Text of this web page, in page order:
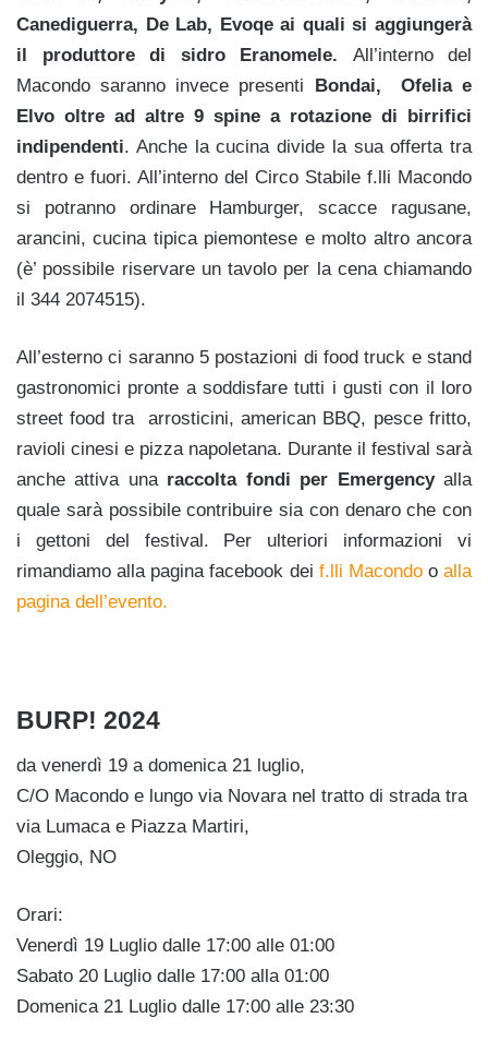
Canediguerra, De Lab, Evoqe ai quali si aggiungerà
il produttore di sidro Eranomele. All’interno del
Macondo saranno invece presenti
Bondai, Ofelia e
Elvo oltre ad altre 9 spine a rotazione di birrifici
indipendenti. Anche la cucina divide la sua offerta tra
dentro e fuori. All’interno del Circo Stabile f.lli Macondo
si potranno ordinare Hamburger, scacce ragusane,
arancini, cucina tipica piemontese e molto altro ancora
(è’ possibile riservare un tavolo per la cena chiamando
il 344 2074515).
All’esterno ci saranno 5 postazioni di food truck e stand
gastronomici pronte a soddisfare tutti i gusti con il loro
street food tra arrosticini, american BBQ, pesce fritto,
ravioli cinesi e pizza napoletana. Durante il festival sarà
anche attiva una raccolta fondi per Emergencyalla
quale sarà possibile contribuire sia con denaro che con
i gettoni del festival. Per ulteriori informazioni vi
rimandiamo alla pagina facebook dei f.lli Macondoo alla
pagina dell’evento.
BURP! 2024
da venerdì 19 a domenica 21 luglio,
C/O Macondo e lungo via Novara nel tratto di strada tra
via Lumaca e Piazza Martiri,
Oleggio, NO
Orari:
Venerdì 19 Luglio dalle 17:00 alle 01:00
Sabato 20 Luglio dalle 17:00 alla 01:00
Domenica 21 Luglio dalle 17:00 alle 23:30